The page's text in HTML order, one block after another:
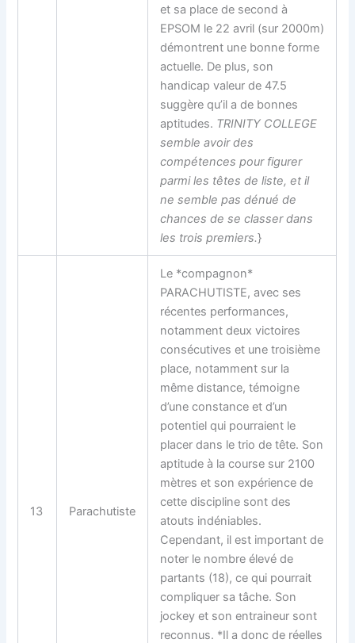
et sa place de second à
EPSOM le 22 avril (sur 2000m)
démontrent une bonne forme
actuelle. De plus, son
handicap valeur de 47.5
suggère qu’il a de bonnes
aptitudes. TRINITY COLLEGE
semble avoir des
compétences pour figurer
parmi les têtes de liste, et il
ne semble pas dénué de
chances de se classer dans
les trois premiers.}
13 Parachutiste
Le *compagnon*
PARACHUTISTE, avec ses
récentes performances,
notamment deux victoires
consécutives et une troisième
place, notamment sur la
même distance, témoigne
d’une constance et d’un
potentiel qui pourraient le
placer dans le trio de tête. Son
aptitude à la course sur 2100
mètres et son expérience de
cette discipline sont des
atouts indéniables.
Cependant, il est important de
noter le nombre élevé de
partants (18), ce qui pourrait
compliquer sa tâche. Son
jockey et son entraineur sont
reconnus. *Il a donc de réelles